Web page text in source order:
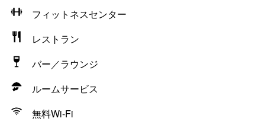
フィットネスセンター
レストラン
バー／ラウンジ
ルームサービス
無料Wi-Fi